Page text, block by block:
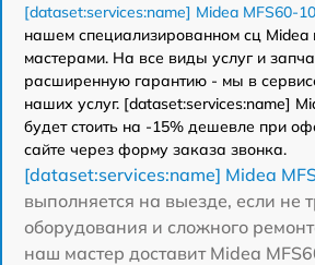
[dataset:services:name] Midea MFS60-
нашем специализированном сц
мастерами. На все виды услуг и
расширенную гарантию - мы в
наших услуг. [dataset:services:name]
будет стоить на -15% дешевле при
сайте через форму заказа звонка.
[dataset:services:name] Midea
выполняется на выезде, если не
оборудования и сложного
наш мастер доставит Midea